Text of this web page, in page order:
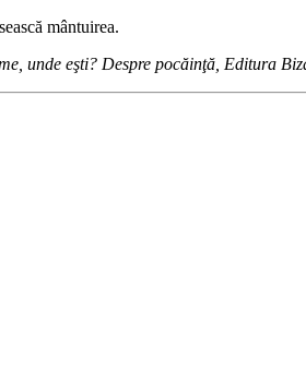
mântuirea.
unde eşti? Despre pocăinţă, Editura